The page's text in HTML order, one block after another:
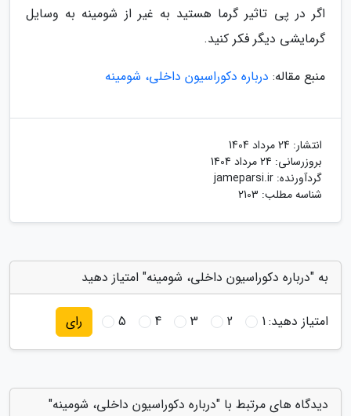
اگر در پی تاثیر گرما هستید به غیر از شومینه به وسایل
گرمایشی دیگر فکر کنید.
منبع مقاله: درباره دکوراسیون داخلی، شومینه
انتشار: 24 مرداد 1404
بروزرسانی: 24 مرداد 1404
گردآورنده: jameparsi.ir
شناسه مطلب: 2103
به "درباره دکوراسیون داخلی، شومینه" امتیاز دهید
امتیاز دهید:1
2
3
4
5 رای
دیدگاه های مرتبط با "درباره دکوراسیون داخلی، شومینه"